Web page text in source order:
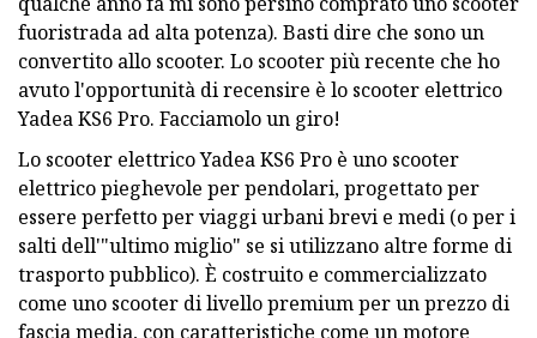
fuoristrada ad alta potenza). Basti dire che sono un
convertito allo scooter. Lo scooter più recente che ho
avuto l'opportunità di recensire è lo scooter elettrico
Yadea KS6 Pro. Facciamolo un giro!
Lo scooter elettrico Yadea KS6 Pro è uno scooter
elettrico pieghevole per pendolari, progettato per
essere perfetto per viaggi urbani brevi e medi (o per i
salti dell'"ultimo miglio" se si utilizzano altre forme di
trasporto pubblico). È costruito e commercializzato
come uno scooter di livello premium per un prezzo di
fascia media, con caratteristiche come un motore